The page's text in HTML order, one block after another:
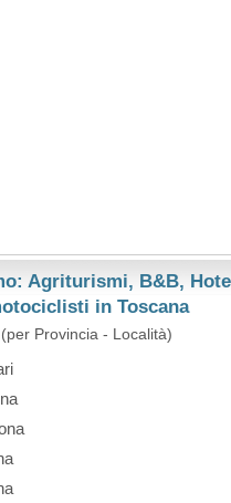
Agriturismi, B&B,
in Toscana
(per Provincia - Località)